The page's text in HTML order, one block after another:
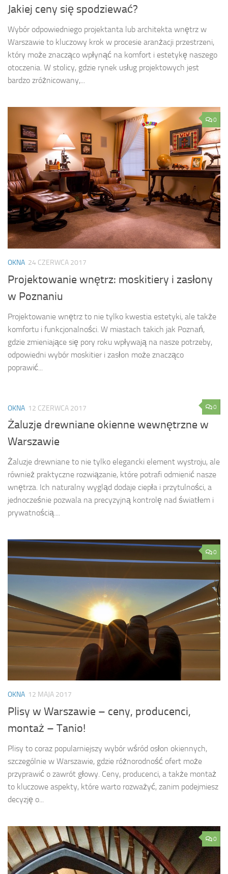
Jakiej ceny się spodziewać?
Wybór odpowiedniego projektanta lub architekta wnętrz w
Warszawie to kluczowy krok w procesie aranżacji przestrzeni,
który może znacząco wpłynąć na komfort i estetykę naszego
otoczenia. W stolicy, gdzie rynek usług projektowych jest
bardzo zróżnicowany,...
0
OKNA 24 CZERWCA 2017
Projektowanie wnętrz: moskitiery i zasłony
w Poznaniu
Projektowanie wnętrz to nie tylko kwestia estetyki, ale także
komfortu i funkcjonalności. W miastach takich jak Poznań,
gdzie zmieniające się pory roku wpływają na nasze potrzeby,
odpowiedni wybór moskitier i zasłon może znacząco
poprawić...
0
OKNA 12 CZERWCA 2017
Żaluzje drewniane okienne wewnętrzne w
Warszawie
Żaluzje drewniane to nie tylko elegancki element wystroju, ale
również praktyczne rozwiązanie, które potrafi odmienić nasze
wnętrza. Ich naturalny wygląd dodaje ciepła i przytulności, a
jednocześnie pozwala na precyzyjną kontrolę nad światłem i
prywatnością....
0
OKNA 12 MAJA 2017
Plisy w Warszawie – ceny, producenci,
montaż – Tanio!
Plisy to coraz popularniejszy wybór wśród osłon okiennych,
szczególnie w Warszawie, gdzie różnorodność ofert może
przyprawić o zawrót głowy. Ceny, producenci, a także montaż
to kluczowe aspekty, które warto rozważyć, zanim podejmiesz
decyzję o...
0